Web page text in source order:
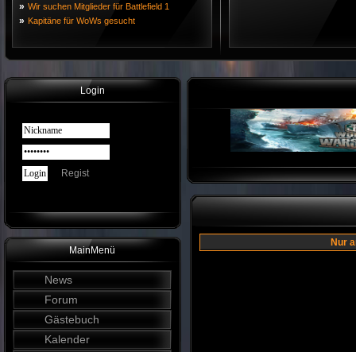
» Wir suchen Mitglieder für Battlefield 1
» Kapitäne für WoWs gesucht
Login
Regist
MainMenü
News
Forum
Gästebuch
Kalender
Nur